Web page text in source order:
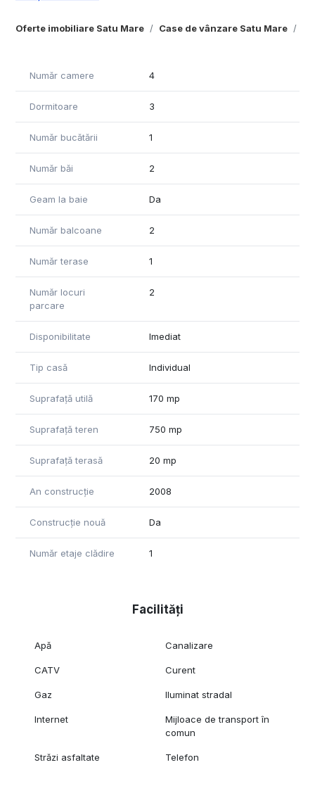
Oferte imobiliare Satu Mare Case de vânzare Satu Mare
Număr camere 4
Dormitoare 3
Număr bucătării 1
Număr băi 2
Geam la baie Da
Număr balcoane 2
Număr terase 1
Număr locuri
parcare
2
Disponibilitate Imediat
Tip casă Individual
Suprafață utilă 170 mp
Suprafață teren 750 mp
Suprafață terasă 20 mp
An construcție 2008
Construcție nouă Da
Număr etaje clădire 1
Facilități
Apă Canalizare
CATV Curent
Gaz Iluminat stradal
Internet
Mijloace de transport în
comun
Străzi asfaltate Telefon